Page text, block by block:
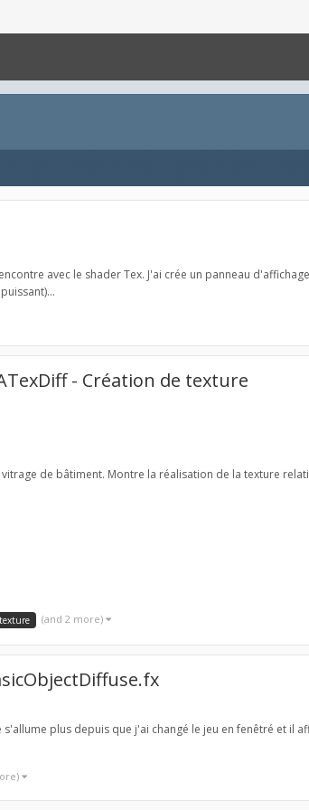
avec le shader Tex. J'ai crée un panneau
- Création de texture
de bâtiment. Montre la réalisation de la texture
texture (and 2 more)
plus depuis que j'ai changé le jeu en fenêtré et il